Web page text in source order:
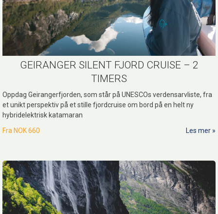
GEIRANGER SILENT FJORD CRUISE – 2
TIMERS
Oppdag Geirangerfjorden, som står på UNESCOs verdensarvliste, fra
et unikt perspektiv på et stille fjordcruise om bord på en helt ny
hybridelektrisk katamaran
Fra NOK 660 Les mer